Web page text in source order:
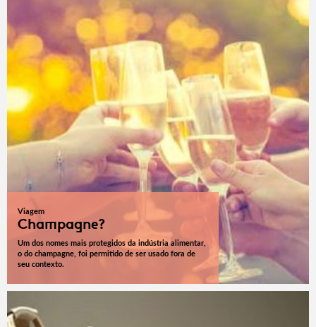
Viagem
Champagne?
Um dos nomes mais protegidos da indústria alimentar,
o do champagne, foi permitido de ser usado fora de
seu contexto.